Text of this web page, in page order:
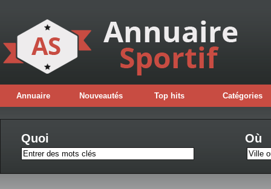
Annuaire Nouveautés Top hits Catégories
Quoi Où